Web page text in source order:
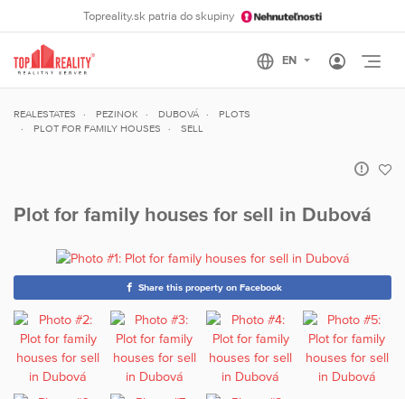
Topreality.sk patria do skupiny
REALESTATES PEZINOK DUBOVÁ
PLOTS
PLOT FOR FAMILY HOUSES
SELL
Plot for family houses for sell in Dubová
Share this property on Facebook